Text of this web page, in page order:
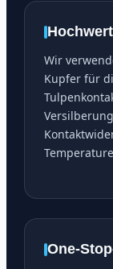
Wir
Kupfer für
One-